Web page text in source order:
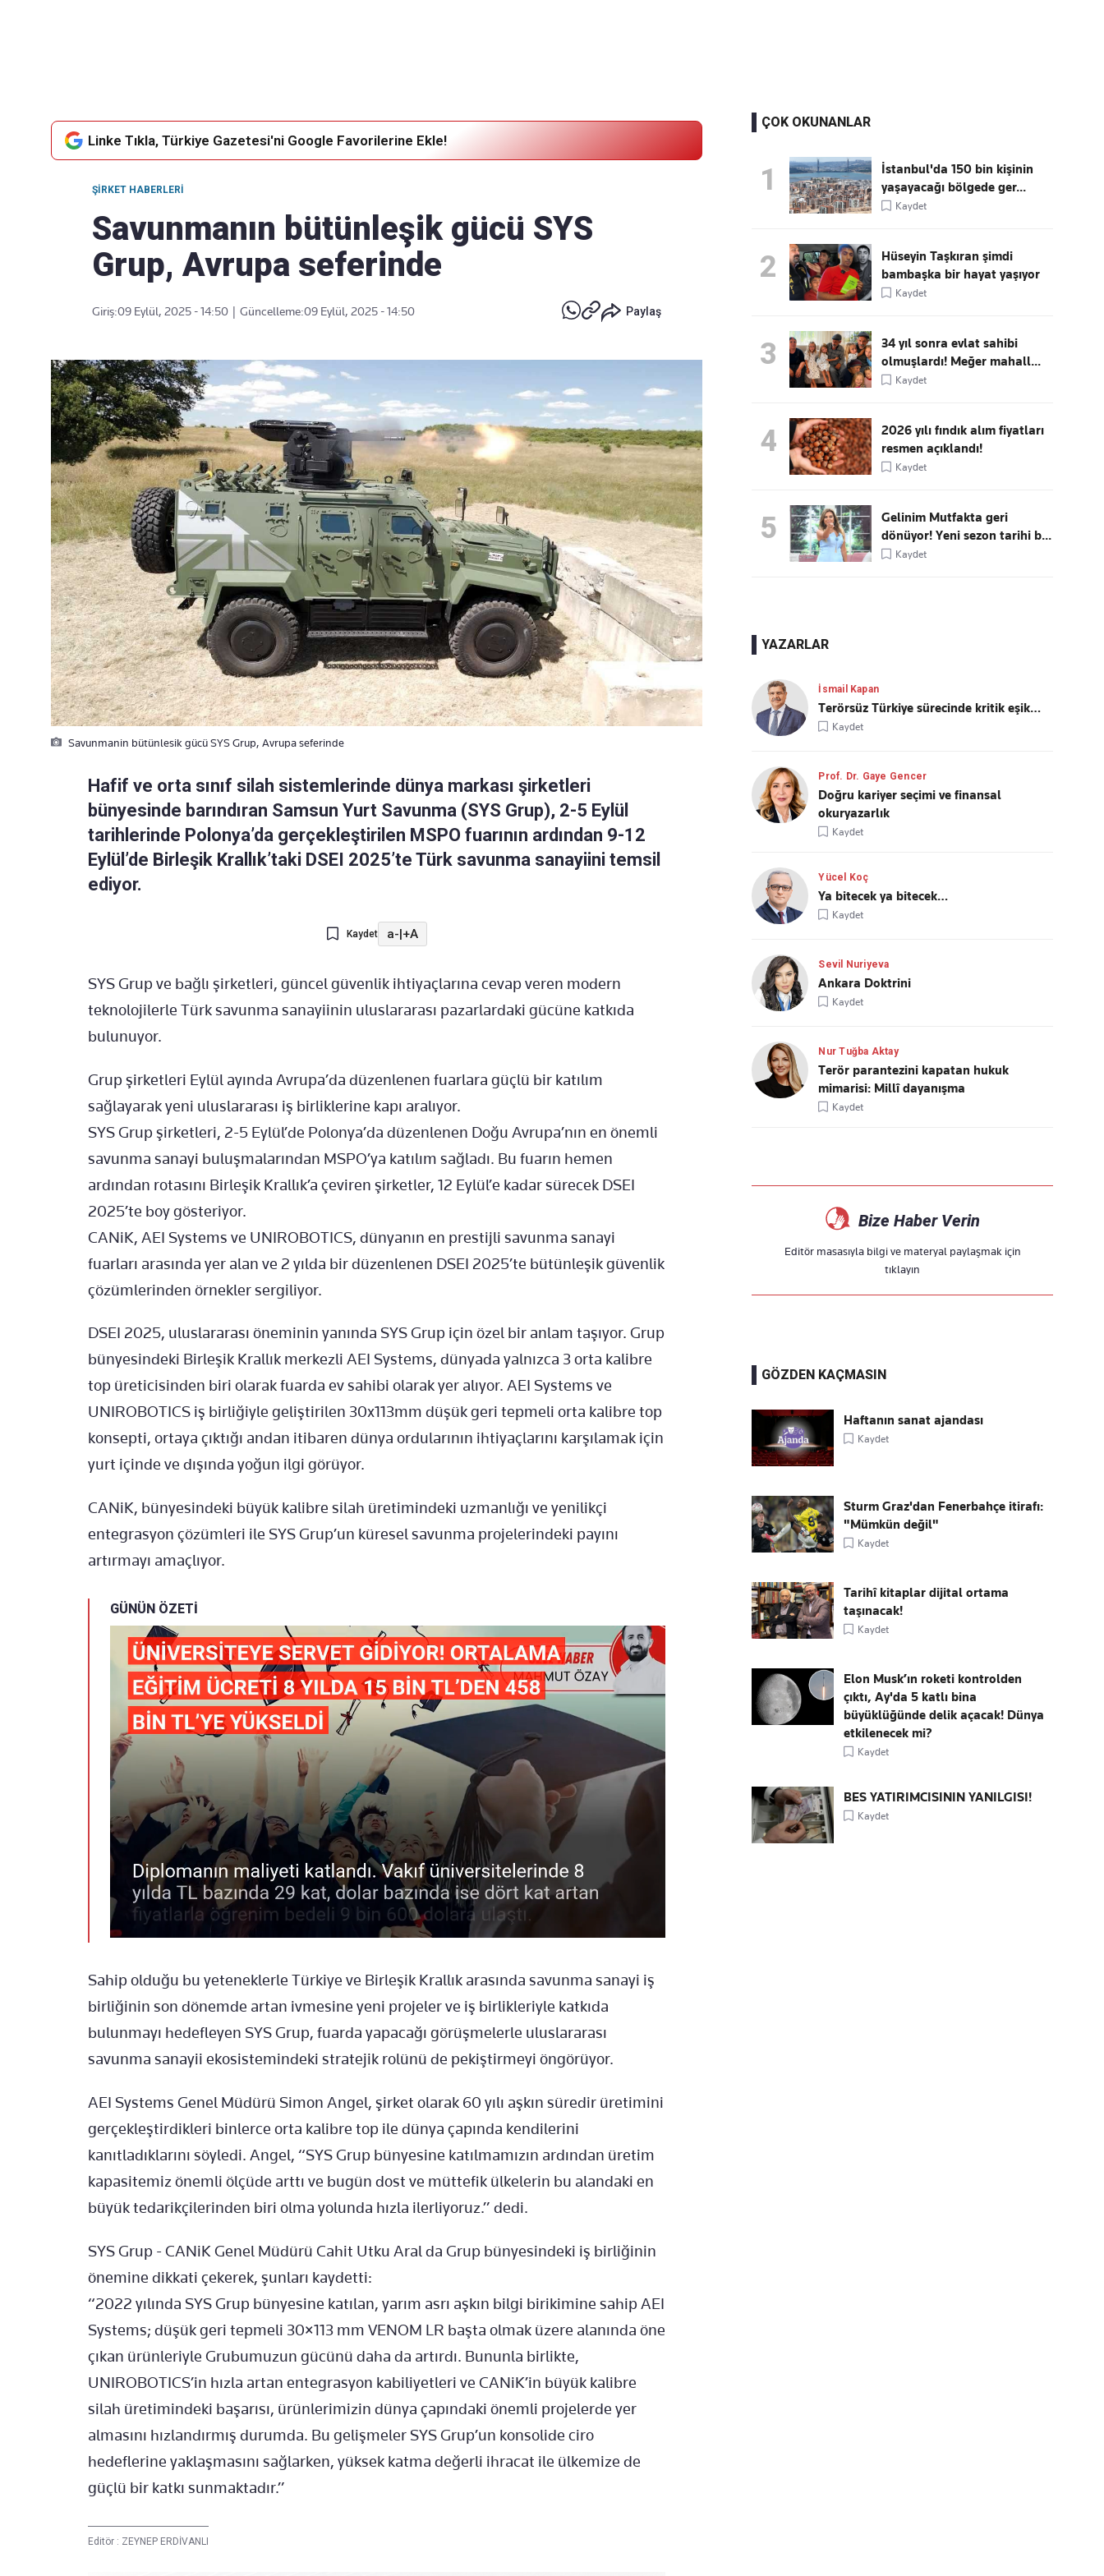
Linke Tıkla, Türkiye Gazetesi'ni Google Favorilerine Ekle!
ŞIRKET HABERLERI
Savunmanın bütünleşik gücü SYS
Grup, Avrupa seferinde
Giriş:09 Eylül, 2025 - 14:50 Güncelleme:09 Eylül, 2025 - 14:50 Paylaş
Savunmanin bütünlesik gücü SYS Grup, Avrupa seferinde
Hafif ve orta sınıf silah sistemlerinde dünya markası şirketleri
bünyesinde barındıran Samsun Yurt Savunma (SYS Grup), 2-5 Eylül
tarihlerinde Polonya’da gerçekleştirilen MSPO fuarının ardından 9-12
Eylül’de Birleşik Krallık’taki DSEI 2025’te Türk savunma sanayiini temsil
ediyor.
Kaydet a-|+A
SYS Grup ve bağlı şirketleri, güncel güvenlik ihtiyaçlarına cevap veren modern
teknolojilerle Türk savunma sanayiinin uluslararası pazarlardaki gücüne katkıda
bulunuyor.
Grup şirketleri Eylül ayında Avrupa’da düzenlenen fuarlara güçlü bir katılım
sağlayarak yeni uluslararası iş birliklerine kapı aralıyor.
SYS Grup şirketleri, 2-5 Eylül’de Polonya’da düzenlenen Doğu Avrupa’nın en önemli
savunma sanayi buluşmalarından MSPO’ya katılım sağladı. Bu fuarın hemen
ardından rotasını Birleşik Krallık’a çeviren şirketler, 12 Eylül’e kadar sürecek DSEI
2025’te boy gösteriyor.
CANiK, AEI Systems ve UNIROBOTICS, dünyanın en prestijli savunma sanayi
fuarları arasında yer alan ve 2 yılda bir düzenlenen DSEI 2025’te bütünleşik güvenlik
çözümlerinden örnekler sergiliyor.
DSEI 2025, uluslararası öneminin yanında SYS Grup için özel bir anlam taşıyor. Grup
bünyesindeki Birleşik Krallık merkezli AEI Systems, dünyada yalnızca 3 orta kalibre
top üreticisinden biri olarak fuarda ev sahibi olarak yer alıyor. AEI Systems ve
UNIROBOTICS iş birliğiyle geliştirilen 30x113mm düşük geri tepmeli orta kalibre top
konsepti, ortaya çıktığı andan itibaren dünya ordularının ihtiyaçlarını karşılamak için
yurt içinde ve dışında yoğun ilgi görüyor.
CANiK, bünyesindeki büyük kalibre silah üretimindeki uzmanlığı ve yenilikçi
entegrasyon çözümleri ile SYS Grup’un küresel savunma projelerindeki payını
artırmayı amaçlıyor.
GÜNÜN ÖZETİ
Sahip olduğu bu yeteneklerle Türkiye ve Birleşik Krallık arasında savunma sanayi iş
birliğinin son dönemde artan ivmesine yeni projeler ve iş birlikleriyle katkıda
bulunmayı hedefleyen SYS Grup, fuarda yapacağı görüşmelerle uluslararası
savunma sanayii ekosistemindeki stratejik rolünü de pekiştirmeyi öngörüyor.
AEI Systems Genel Müdürü Simon Angel, şirket olarak 60 yılı aşkın süredir üretimini
gerçekleştirdikleri binlerce orta kalibre top ile dünya çapında kendilerini
kanıtladıklarını söyledi. Angel, “SYS Grup bünyesine katılmamızın ardından üretim
kapasitemiz önemli ölçüde arttı ve bugün dost ve müttefik ülkelerin bu alandaki en
büyük tedarikçilerinden biri olma yolunda hızla ilerliyoruz.” dedi.
SYS Grup - CANiK Genel Müdürü Cahit Utku Aral da Grup bünyesindeki iş birliğinin
önemine dikkati çekerek, şunları kaydetti:
“2022 yılında SYS Grup bünyesine katılan, yarım asrı aşkın bilgi birikimine sahip AEI
Systems; düşük geri tepmeli 30×113 mm VENOM LR başta olmak üzere alanında öne
çıkan ürünleriyle Grubumuzun gücünü daha da artırdı. Bununla birlikte,
UNIROBOTICS’in hızla artan entegrasyon kabiliyetleri ve CANiK’in büyük kalibre
silah üretimindeki başarısı, ürünlerimizin dünya çapındaki önemli projelerde yer
almasını hızlandırmış durumda. Bu gelişmeler SYS Grup’un konsolide ciro
hedeflerine yaklaşmasını sağlarken, yüksek katma değerli ihracat ile ülkemize de
güçlü bir katkı sunmaktadır.”
Editör : ZEYNEP ERDİVANLI
ÇOK OKUNANLAR
1
İstanbul'da 150 bin kişinin
yaşayacağı bölgede ger...
Kaydet
2
Hüseyin Taşkıran şimdi
bambaşka bir hayat yaşıyor
Kaydet
3
34 yıl sonra evlat sahibi
olmuşlardı! Meğer mahall...
Kaydet
4
2026 yılı fındık alım fiyatları
resmen açıklandı!
Kaydet
5
Gelinim Mutfakta geri
dönüyor! Yeni sezon tarihi b...
Kaydet
YAZARLAR
İsmail Kapan
Terörsüz Türkiye sürecinde kritik eşik…
Kaydet
Prof. Dr. Gaye Gencer
Doğru kariyer seçimi ve finansal
okuryazarlık
Kaydet
Yücel Koç
Ya bitecek ya bitecek…
Kaydet
Sevil Nuriyeva
Ankara Doktrini
Kaydet
Nur Tuğba Aktay
Terör parantezini kapatan hukuk
mimarisi: Millî dayanışma
Kaydet
Bize Haber Verin
Editör masasıyla bilgi ve materyal paylaşmak için
tıklayın
GÖZDEN KAÇMASIN
Haftanın sanat ajandası
Kaydet
Sturm Graz'dan Fenerbahçe itirafı:
"Mümkün değil"
Kaydet
Tarihî kitaplar dijital ortama
taşınacak!
Kaydet
Elon Musk’ın roketi kontrolden
çıktı, Ay'da 5 katlı bina
büyüklüğünde delik açacak! Dünya
etkilenecek mi?
Kaydet
BES YATIRIMCISININ YANILGISI!
Kaydet